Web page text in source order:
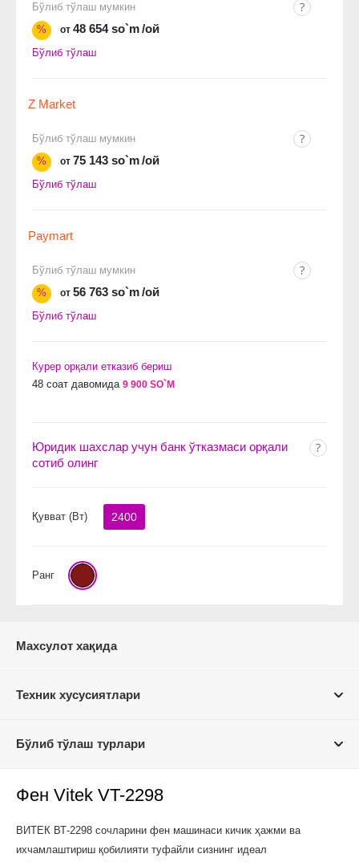
Бўлиб тўлаш мумкин
%
от 48 654 so`m/ой
Бўлиб тўлаш
Z Market
Бўлиб тўлаш мумкин
%
от 75 143 so`m/ой
Бўлиб тўлаш
Paymart
Бўлиб тўлаш мумкин
%
от 56 763 so`m/ой
Бўлиб тўлаш
Курер орқали етказиб бериш
48 соат давомида 9 900 SO`M
Юридик шахслар учун банк ўтказмаси орқали
сотиб олинг
Қувват (Вт) 2400
Ранг
Махсулот хақида
Техник хусусиятлари
Бўлиб тўлаш турлари
Фен Vitek VT-2298
ВИТЕК ВТ-2298 сочларини фен машинаси кичик ҳажми ва
ихчамлаштириш қобилияти туфайли сизнинг идеал